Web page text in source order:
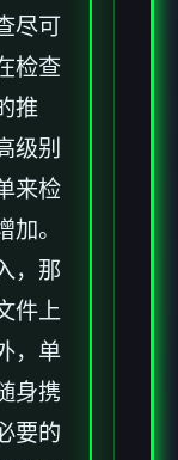
尽可
检查
推
级别
来检
加。
，那
件上
，单
身携
要的